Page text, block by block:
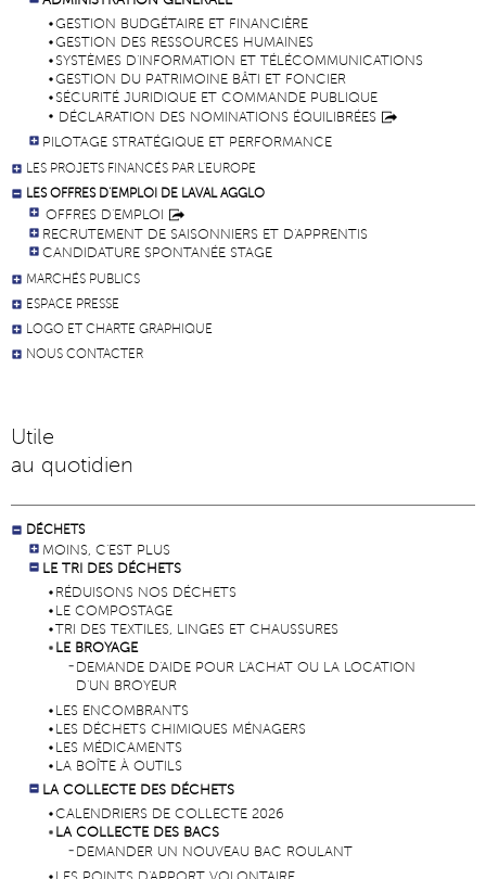
GESTION BUDGÉTAIRE ET FINANCIÈRE
GESTION DES RESSOURCES HUMAINES
SYSTÈMES D'INFORMATION ET TÉLÉCOMMUNICATIONS
GESTION DU PATRIMOINE BÂTI ET FONCIER
SÉCURITÉ JURIDIQUE ET COMMANDE PUBLIQUE
DÉCLARATION DES NOMINATIONS ÉQUILIBRÉES
PILOTAGE STRATÉGIQUE ET PERFORMANCE
LES PROJETS FINANCÉS PAR L’EUROPE
LES OFFRES D'EMPLOI DE LAVAL AGGLO
OFFRES D'EMPLOI
RECRUTEMENT DE SAISONNIERS ET D'APPRENTIS
CANDIDATURE SPONTANÉE STAGE
MARCHÉS PUBLICS
ESPACE PRESSE
LOGO ET CHARTE GRAPHIQUE
NOUS CONTACTER
Utile
au quotidien
DÉCHETS
MOINS, C'EST PLUS
LE TRI DES DÉCHETS
RÉDUISONS NOS DÉCHETS
LE COMPOSTAGE
TRI DES TEXTILES, LINGES ET CHAUSSURES
LE BROYAGE
DEMANDE D'AIDE POUR L'ACHAT OU LA LOCATION
D'UN BROYEUR
LES ENCOMBRANTS
LES DÉCHETS CHIMIQUES MÉNAGERS
LES MÉDICAMENTS
LA BOÎTE À OUTILS
LA COLLECTE DES DÉCHETS
CALENDRIERS DE COLLECTE 2026
LA COLLECTE DES BACS
DEMANDER UN NOUVEAU BAC ROULANT